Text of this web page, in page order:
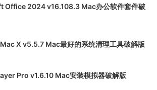
Office 2024 v16.108.3 Mac办公软件套件破
X v5.5.7 Mac最好的系统清理工具破解版
Pro v1.6.10 Mac安装模拟器破解版